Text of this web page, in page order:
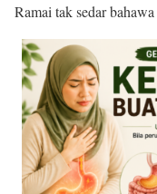
Ramai tak sedar bahawa